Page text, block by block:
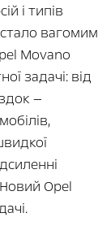
і типів
вагомим
Movano
задачі: від
—
Opel